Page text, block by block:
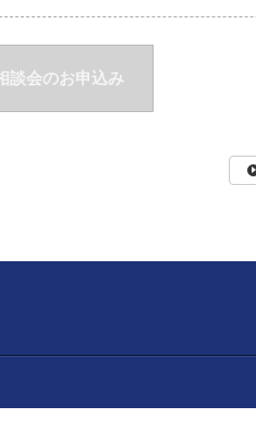
談会のお申込み